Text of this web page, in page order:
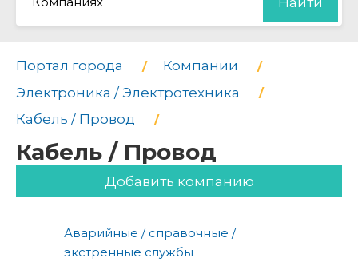
Портал города
Компании
Электроника / Электротехника
Кабель / Провод
Кабель / Провод
Добавить компанию
Аварийные / справочные /
экстренные службы